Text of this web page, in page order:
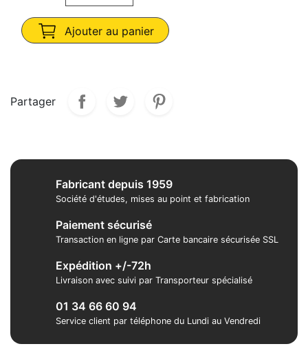
Ajouter au panier
Partager
Fabricant depuis 1959
Société d'études, mises au point et fabrication
Paiement sécurisé
Transaction en ligne par Carte bancaire sécurisée SSL
Expédition +/-72h
Livraison avec suivi par Transporteur spécialisé
01 34 66 60 94
Service client par téléphone du Lundi au Vendredi